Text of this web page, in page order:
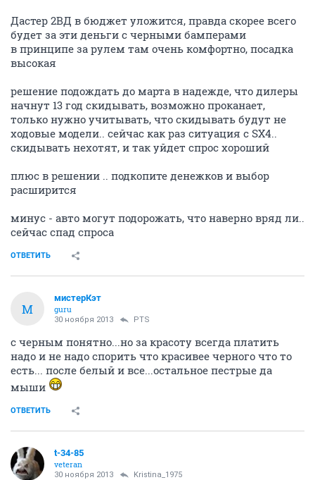
Дастер 2ВД в бюджет уложится, правда скорее всего
будет за эти деньги с черными бамперами
в принципе за рулем там очень комфортно, посадка
высокая
решение подождать до марта в надежде, что дилеры
начнут 13 год скидывать, возможно проканает,
только нужно учитывать, что скидывать будут не
ходовые модели.. сейчас как раз ситуация с SX4..
скидывать нехотят, и так уйдет спрос хороший
плюс в решении .. подкопите денежков и выбор
расширится
минус - авто могут подорожать, что наверно вряд ли..
сейчас спад спроса
ОТВЕТИТЬ
М
мистерКэт
guru
30 ноября 2013 PTS
с черным понятно...но за красоту всегда платить
надо и не надо спорить что красивее черного что то
есть... после белый и все...остальное пестрые да
мыши
ОТВЕТИТЬ
t-34-85
veteran
30 ноября 2013 Kristina_1975